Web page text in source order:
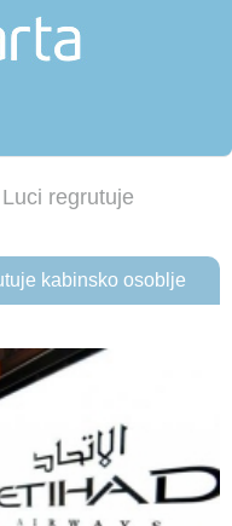
regrutuje
kabinsko osoblje